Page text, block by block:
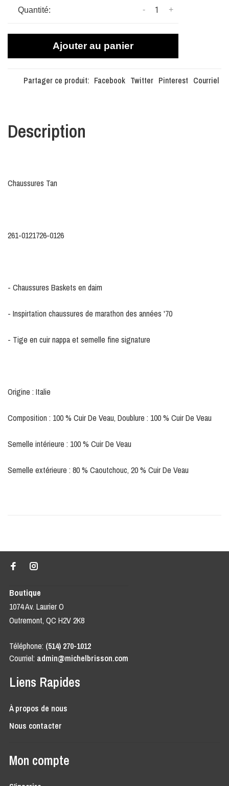
Quantité: +
-
Ajouter au panier
Partager ce produit: Facebook Twitter Pinterest Courriel
Description
Chaussures Tan
261-0121726-0126
- Chaussures Baskets en daim
- Inspirtation chaussures de marathon des années '70
- Tige en cuir nappa et semelle fine signature
Origine : Italie
Composition : 100 % Cuir De Veau, Doublure : 100 % Cuir De Veau
Semelle intérieure : 100 % Cuir De Veau
Semelle extérieure : 80 % Caoutchouc, 20 % Cuir De Veau
Boutique
1074 Av. Laurier O
Outremont, QC H2V 2K8
Téléphone: (514) 270-1012
Courriel: admin@michelbrisson.com
Liens Rapides
À propos de nous
Nous contacter
Mon compte